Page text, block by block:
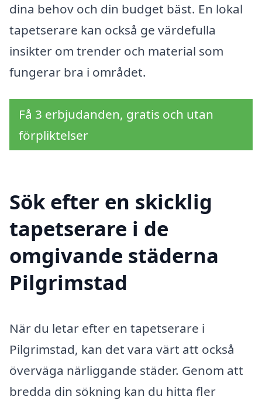
dina behov och din budget bäst. En lokal
tapetserare kan också ge värdefulla
insikter om trender och material som
fungerar bra i området.
Få 3 erbjudanden, gratis och utan
förpliktelser
Sök efter en skicklig
tapetserare i de
omgivande städerna
Pilgrimstad
När du letar efter en tapetserare i
Pilgrimstad, kan det vara värt att också
överväga närliggande städer. Genom att
bredda din sökning kan du hitta fler